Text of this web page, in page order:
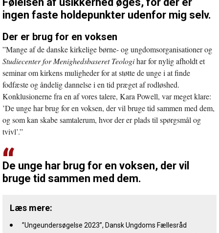
ingen faste holdepunkter udenfor mig selv.
Der er brug for en voksen
”Mange af de danske kirkelige børne- og ungdomsorganisationer og
Studiecenter for Menighedsbaseret Teologihar for nylig afholdt et
seminar om kirkens muligheder for at støtte de unge i at finde
fodfæste og åndelig dannelse i en tid præget af rodløshed.
Konklusionerne fra en af vores talere, Kara Powell, var meget klare:
’De unge har brug for en voksen, der vil bruge tid sammen med dem,
og som kan skabe samtalerum, hvor der er plads til spørgsmål og
tvivl’.”
De unge har brug for en voksen, der vil
bruge tid sammen med dem.
Læs mere:
”Ungeundersøgelse 2023”, Dansk Ungdoms Fællesråd